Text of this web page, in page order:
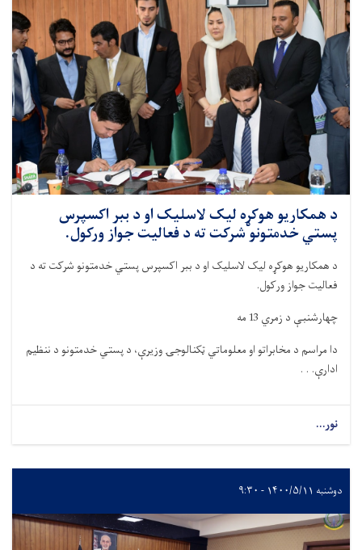
د همکاریو هوکړه لیک لاسلیک او د ببر اکسپرس
پستي خدمتونو شرکت ته د فعالیت جواز ورکول.
د همکاریو هوکړه لیک لاسلیک او د ببر اکسپرس پستي خدمتونو شرکت ته د
فعالیت جواز ورکول.
چهارشنبې د زمري 13 مه
دا مراسم د مخابراتو او معلوماتي ټکنالوجۍ وزیرې، د پستي خدمتونو د ننظیم
ادارې. . .
نور...
دوشنبه ۱۴۰۰/۵/۱۱ - ۹:۳۰